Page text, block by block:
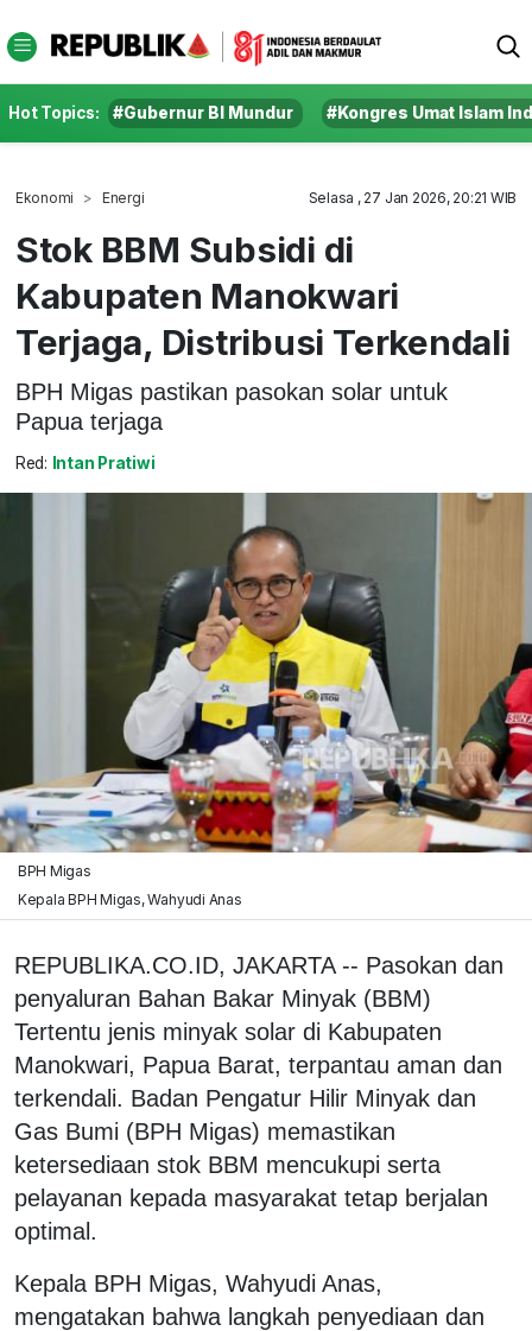
Hot Topics: #Gubernur BI Mundur #Kongres Umat Islam
Ekonomi Energi Selasa , 27 Jan 2026, 20:21 WIB
Stok BBM Subsidi di
Kabupaten Manokwari
Terjaga, Distribusi Terkendali
BPH Migas pastikan pasokan solar untuk
Papua terjaga
Red: Intan Pratiwi
BPH Migas
Kepala BPH Migas, Wahyudi Anas
REPUBLIKA.CO.ID, JAKARTA -- Pasokan dan
penyaluran Bahan Bakar Minyak (BBM)
Tertentu jenis minyak solar di Kabupaten
Manokwari, Papua Barat, terpantau aman dan
terkendali. Badan Pengatur Hilir Minyak dan
Gas Bumi (BPH Migas) memastikan
ketersediaan stok BBM mencukupi serta
pelayanan kepada masyarakat tetap berjalan
optimal.
Kepala BPH Migas, Wahyudi Anas,
mengatakan bahwa langkah penyediaan dan